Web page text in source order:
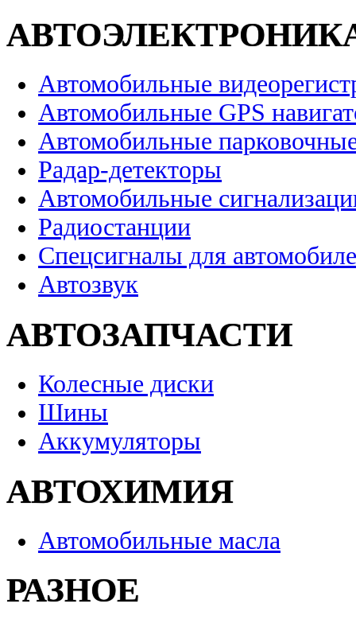
Автомобильные
Автомобильные GPS
Автомобильные
Радар-детекторы
Автомобильные
Радиостанции
Спецсигналы для
Автозвук
АВТОЗАПЧАСТИ
Колесные диски
Шины
Аккумуляторы
АВТОХИМИЯ
Автомобильные масла
РАЗНОЕ